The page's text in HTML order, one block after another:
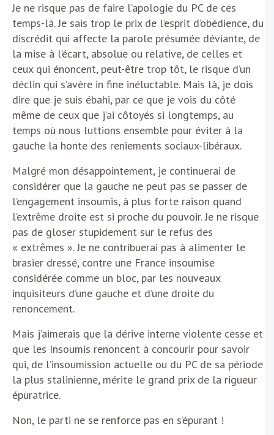
Je ne risque pas de faire l’apologie du PC de ces
temps-là. Je sais trop le prix de l’esprit d’obédience, du
discrédit qui affecte la parole présumée déviante, de
la mise à l’écart, absolue ou relative, de celles et
ceux qui énoncent, peut-être trop tôt, le risque d’un
déclin qui s’avère in fine inéluctable. Mais là, je dois
dire que je suis ébahi, par ce que je vois du côté
même de ceux que j’ai côtoyés si longtemps, au
temps où nous luttions ensemble pour éviter à la
gauche la honte des reniements sociaux-libéraux.
Malgré mon désappointement, je continuerai de
considérer que la gauche ne peut pas se passer de
l’engagement insoumis, à plus forte raison quand
l’extrême droite est si proche du pouvoir. Je ne risque
pas de gloser stupidement sur le refus des
« extrêmes ». Je ne contribuerai pas à alimenter le
brasier dressé, contre une France insoumise
considérée comme un bloc, par les nouveaux
inquisiteurs d’une gauche et d’une droite du
renoncement.
Mais j’aimerais que la dérive interne violente cesse et
que les Insoumis renoncent à concourir pour savoir
qui, de l’insoumission actuelle ou du PC de sa période
la plus stalinienne, mérite le grand prix de la rigueur
épuratrice.
Non, le parti ne se renforce pas en s’épurant !